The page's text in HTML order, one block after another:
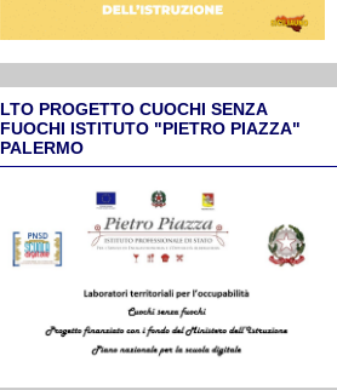
LTO PROGETTO CUOCHI SENZA
FUOCHI ISTITUTO "PIETRO PIAZZA"
PALERMO